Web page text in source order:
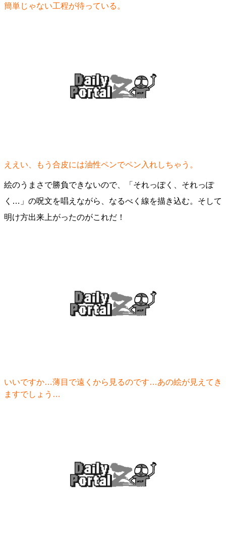
簡単じゃない工程が待っている。
ええい、もう合皮には油性ペンでペン入れしちゃう。
絵のうまさで勝負できないので、「それっぽく、それっぽ
く…」の呪文を唱えながら、なるべく線を描き込む。そして
明け方出来上がったのがこれだ！
いいですか…薄目で遠くから見るのです…あの絵が見えてき
ますでしょう…